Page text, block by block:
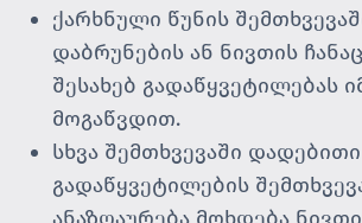
ქარხნული წუნის
დაბრუნების ან ნივთის
შესახებ გადაწყვეტილებას
მოგაწვდით.
სხვა შემთხვევაში დადებითი
გადაწყვეტილების